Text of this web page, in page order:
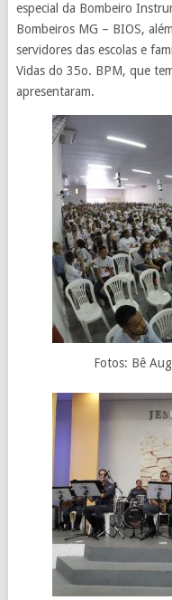
especial da Bombeiro
Bombeiros MG – BIOS,
servidores das escolas e
Vidas do 35o. BPM, que
apresentaram.
Fotos: Bê